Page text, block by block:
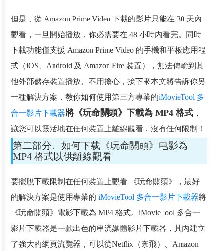
但是，從 Amazon Prime Video 下載的影片只能在 30 天內
觀看，一旦開始播放，你必需要在 48 小時內看完。同時
下載功能僅支援 Amazon Prime Video 的手機和平板應用程
式（iOS、Android 及 Amazon Fire 裝置），無法傳輸到其
他外部儲存裝置播放。不用擔心，接下來本文將告訴你另
一種解決方案，教你如何使用第三方專業的iMovieTool 多
合一影片下載器將《玩命關頭》下載為 MP4 格式 ，
讓您可以靈活地在任何裝置上離線觀看，沒有任何限制！
第二部分、如何下载《玩命關頭》电影為
MP4 格式以供離線觀看
要擺脫下載限制在任何裝置上觀看 《玩命關頭》，最好
的解決方案是使用專業的iMovieTool 多合一影片下載器將
《玩命關頭》電影下載為 MP4 格式。iMovieTool 多合一
影片下載器是一款出色的串流媒體影片下載器，其內建立
了強大的網頁流覽器，可以從Netflix（奈飛）、Amazon